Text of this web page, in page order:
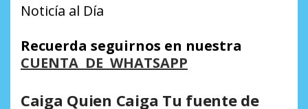
Noticía al Día
Recuerda seguirnos en nuestra
CUENTA DE WHATSAPP
Caiga Quien Caiga Tu fuente de